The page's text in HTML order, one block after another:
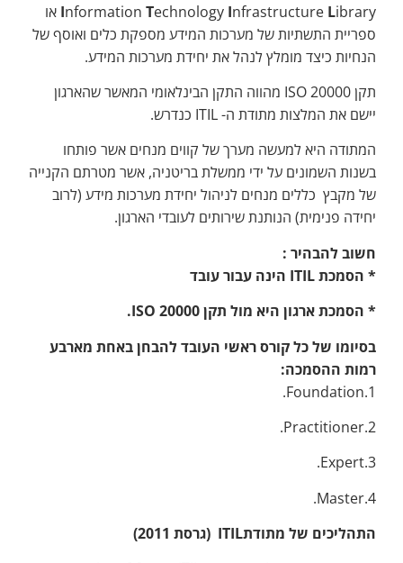
Information Technology Infrastructure L
ibrary או
ספריית התשתיות של מערכות המידע מספקת כלים ואוסף של
הנחיות כיצד מומלץ לנהל את יחידת מערכות המידע.
תקן ISO 20000 מהווה התקן הבינלאומי המאשר שהארגון
יישם את המלצות מתודת ה- ITIL כנדרש.
המתודה היא למעשה מערך של קווים מנחים אשר פותחו
בשנות השמונים על ידי ממשלת בריטניה, אשר מטרתם הקנייה
של מקבץ כללים מנחים לניהול יחידת מערכות מידע (לרוב
יחידה פנימית) הנותנת שירותים לעובדי הארגון.
חשוב להבהיר :
* הסמכתITIL הינה עבור עובד
* הסמכת ארגון היא מול תקן ISO 20000.
בסיומו של כל קורס ראשי העובד להבחן באחת מארבע
רמות ההסמכה:
1.Foundation.
2.Practitioner.
3.Expert.
4.Master.
התהליכים של מתודתITIL (גרסת 2011)